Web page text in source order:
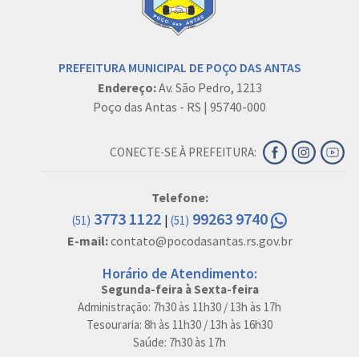
PREFEITURA MUNICIPAL DE POÇO DAS ANTAS
Endereço:Av. São Pedro, 1213
Poço das Antas - RS | 95740-000
CONECTE-SE À PREFEITURA:
Telefone:
(51) 3773 1122 | (51) 99263 9740
E-mail:contato@pocodasantas.rs.gov.br
Horário de Atendimento:
Segunda-feira à Sexta-feira
Administração: 7h30 às 11h30 / 13h às 17h
Tesouraria: 8h às 11h30 / 13h às 16h30
Saúde: 7h30 às 17h